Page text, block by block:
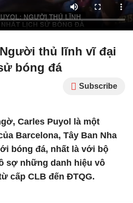
thủ lĩnh vĩ đại
bóng đá
Subscribe
Carles Puyol là một
Barcelona, Tây Ban Nha
bóng đá, nhất là với bộ
sợ những danh hiệu vô
cấp CLB đến ĐTQG.